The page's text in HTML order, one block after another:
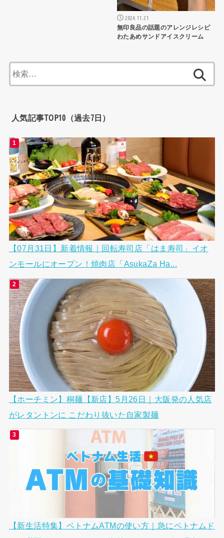
2024.11.21
無印良品の話題のアレンジレシピ
わたあめサンドアイスクリーム
索:
人気記事TOP10（過去7日）
【07月31日】新着情報｜回転寿司店「はま寿司」イオ
ンモールにオープン！焼肉店「AsukaZa Ha...
【ホーチミン】桐麺【新店】5月26日｜大阪発の人気店
がレタントンに こだわり抜いた自家製麺
【新生活特集】ベトナムATMの使い方｜急にベトナムド